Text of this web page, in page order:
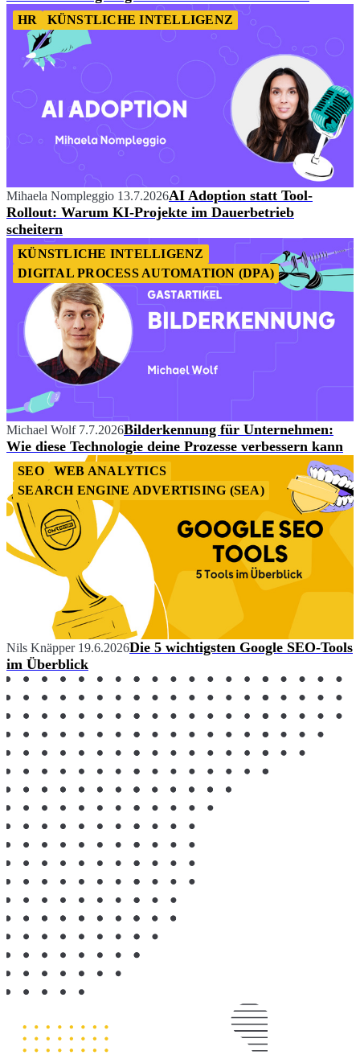
HR KÜNSTLICHE INTELLIGENZ
Mihaela Nompleggio 13.7.2026AI Adoption statt Tool-
Rollout: Warum KI-Projekte im Dauerbetrieb
scheitern
KÜNSTLICHE INTELLIGENZ
DIGITAL PROCESS AUTOMATION (DPA)
Michael Wolf 7.7.2026Bilderkennung für Unternehmen:
Wie diese Technologie deine Prozesse verbessern kann
SEO
WEB ANALYTICS
SEARCH ENGINE ADVERTISING (SEA)
Nils Knäpper 19.6.2026Die 5 wichtigsten Google SEO-Tools
im Überblick